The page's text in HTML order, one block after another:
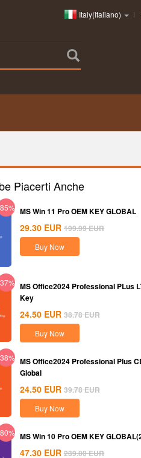
Italy(Italiano)
Piacerti Anche
MS Win 11 Pro OEM KEY GLOBAL
29.30 EUR 199.99EUR
Buy Now
MS Office2024 Professional PLus
Key
24.50 EUR 38.78EUR
Buy Now
MS Office2024 Professional Plus
Global
24.50 EUR 39.78EUR
Buy Now
MS Win 10 Pro OEM KEY
47.30 EUR 239.00EUR